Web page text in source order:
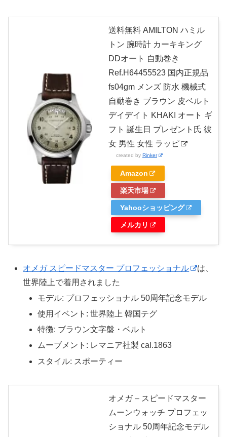
送料無料 AMILTON ハミル
トン 腕時計 カーキキング
DDオート 自動巻き
Ref.H64455523 国内正規品
fs04gm メンズ 防水 機械式
自動巻き ブラウン 皮ベルト
デイデイト KHAKI オート ギ
フト 誕生日 プレゼント氏 彼
女 男性 女性 ラッピ
created by Rinker
Amazon
楽天市場
Yahooショッピング
メルカリ
オメガ スピードマスター プロフェッショナル
は、
世界陸上で着用されました
モデル: プロフェッショナル 50周年記念モデル
使用イベント: 世界陸上 韓国テグ
特徴: ブラウン文字盤・ベルト
ムーブメント: レマニア社製 cal.1863
スタイル: スポーティー
オメガ – スピードマスター
ムーンウォッチ プロフェッ
ショナル 50周年記念モデル